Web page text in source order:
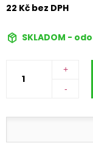
22 Kč bez DPH
SKLADOM -
+
-